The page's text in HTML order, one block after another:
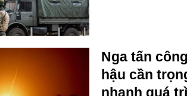
Nga tấn
hậu cần
nhanh quá